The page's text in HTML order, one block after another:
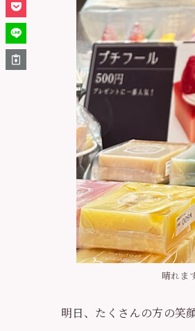
晴れま
明日、たくさんの方の笑